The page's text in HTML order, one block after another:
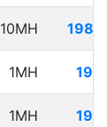
10MH
1MH
1MH